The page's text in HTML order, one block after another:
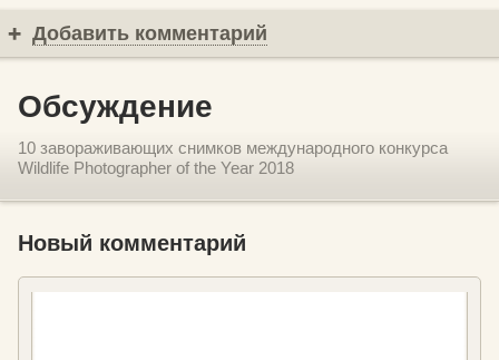
Добавить комментарий
Обсуждение
10 завораживающих снимков международного конкурса
Wildlife Photographer of the Year 2018
Новый комментарий